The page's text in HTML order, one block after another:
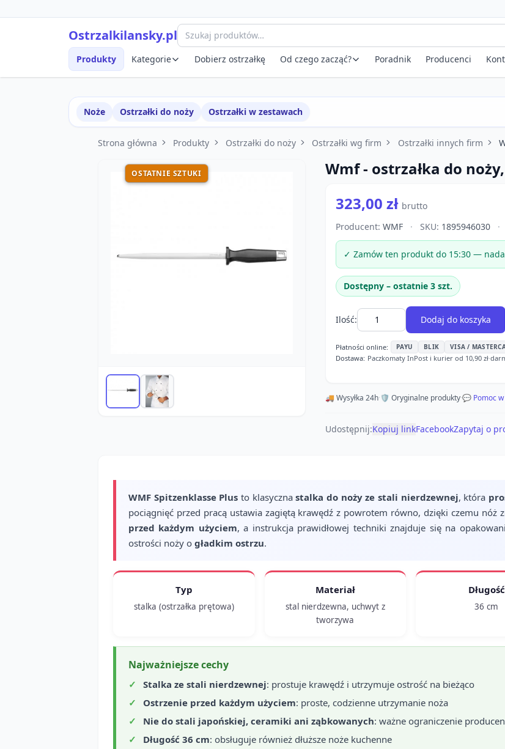
Ostrzalkilansky.pl
Produkty Kategorie Dobierz ostrzałkę Od czego zacząć? Poradnik Producenci
Noże Ostrzałki do noży Ostrzałki w zestawach
Strona główna Produkty Ostrzałki do noży Ostrzałki wg firm Ostrzałki innych firm
OSTATNIE SZTUKI Wmf - ostrzałka do
323,00 zł brutto
Producent: WMF · SKU: 1895946030 ·
✓ Zamów ten produkt do 15:30 —
Dostępny – ostatnie 3 szt.
Ilość: Dodaj do koszyka
Płatności online: PAYU BLIK VISA /
Dostawa: Paczkomaty InPost i kurier od 10,90 zł·
🚚 Wysyłka 24h·🛡️ Oryginalne produkty·💬 Pomoc
Udostępnij:Kopiuj linkFacebookZapytaj o
WMF Spitzenklasse Plus to klasycznastalka do noży ze stali nierdzewnej, która
pociągnięć przed pracą ustawia zagiętą krawędź z powrotem równo, dzięki czemu nóż
przed każdym użyciem, a instrukcja prawidłowej techniki znajduje się na
ostrości noży o gładkim ostrzu.
Typ
stalka (ostrzałka prętowa)
Materiał
stal nierdzewna, uchwyt z
tworzywa
Długość
36 cm
Najważniejsze cechy
Stalka ze stali nierdzewnej: prostuje krawędź i utrzymuje ostrość na bieżąco
Ostrzenie przed każdym użyciem: proste, codzienne utrzymanie noża
Nie do stali japońskiej, ceramiki ani ząbkowanych: ważne ograniczenie
Długość 36 cm: obsługuje również dłuższe noże kuchenne
Szybki podgląd produktu